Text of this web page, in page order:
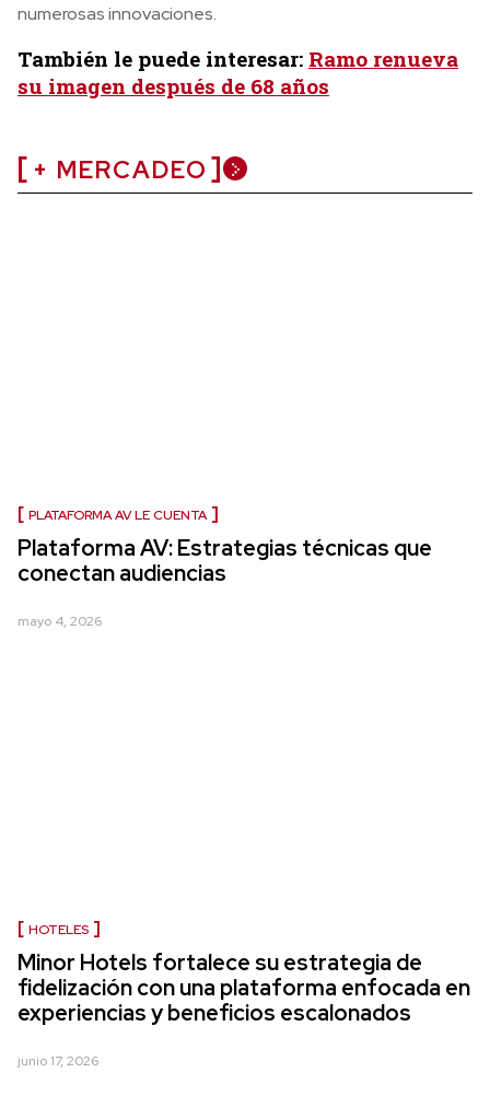
numerosas innovaciones.
También le puede interesar: Ramo renueva
su imagen después de 68 años
+ MERCADEO
PLATAFORMA AV LE CUENTA
Plataforma AV: Estrategias técnicas que
conectan audiencias
mayo 4, 2026
HOTELES
Minor Hotels fortalece su estrategia de
fidelización con una plataforma enfocada en
experiencias y beneficios escalonados
junio 17, 2026